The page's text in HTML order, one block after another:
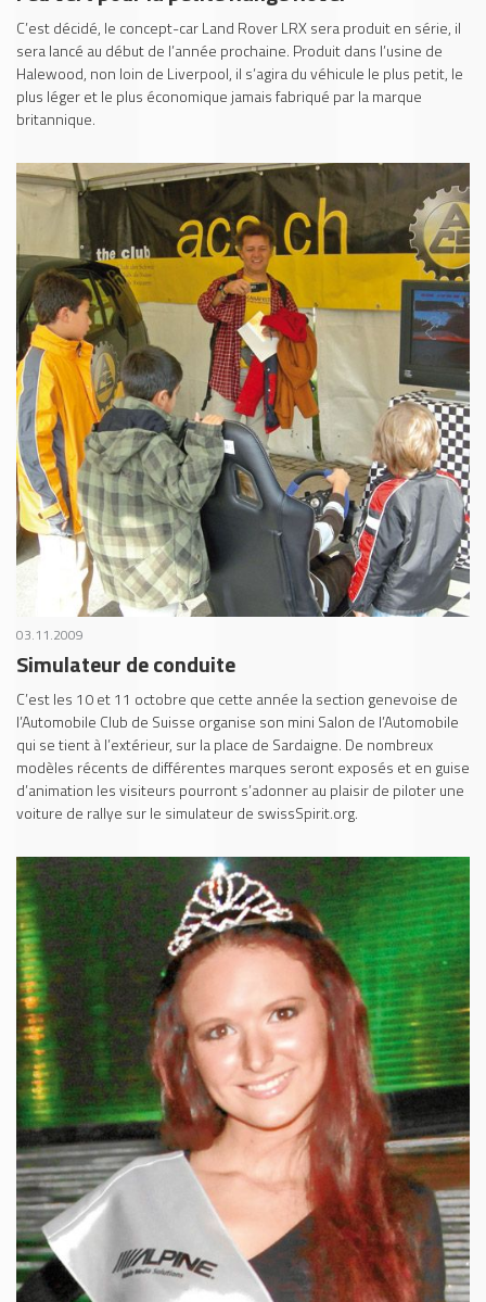
C’est décidé, le concept-car Land Rover LRX sera produit en série, il
sera lancé au début de l’année prochaine. Produit dans l’usine de
Halewood, non loin de Liverpool, il s’agira du véhicule le plus petit, le
plus léger et le plus économique jamais fabriqué par la marque
britannique.
03.11.2009
Simulateur de conduite
C’est les 10 et 11 octobre que cette année la section genevoise de
l’Automobile Club de Suisse organise son mini Salon de l’Automobile
qui se tient à l’extérieur, sur la place de Sardaigne. De nombreux
modèles récents de différentes marques seront exposés et en guise
d’animation les visiteurs pourront s’adonner au plaisir de piloter une
voiture de rallye sur le simulateur de swissSpirit.org.